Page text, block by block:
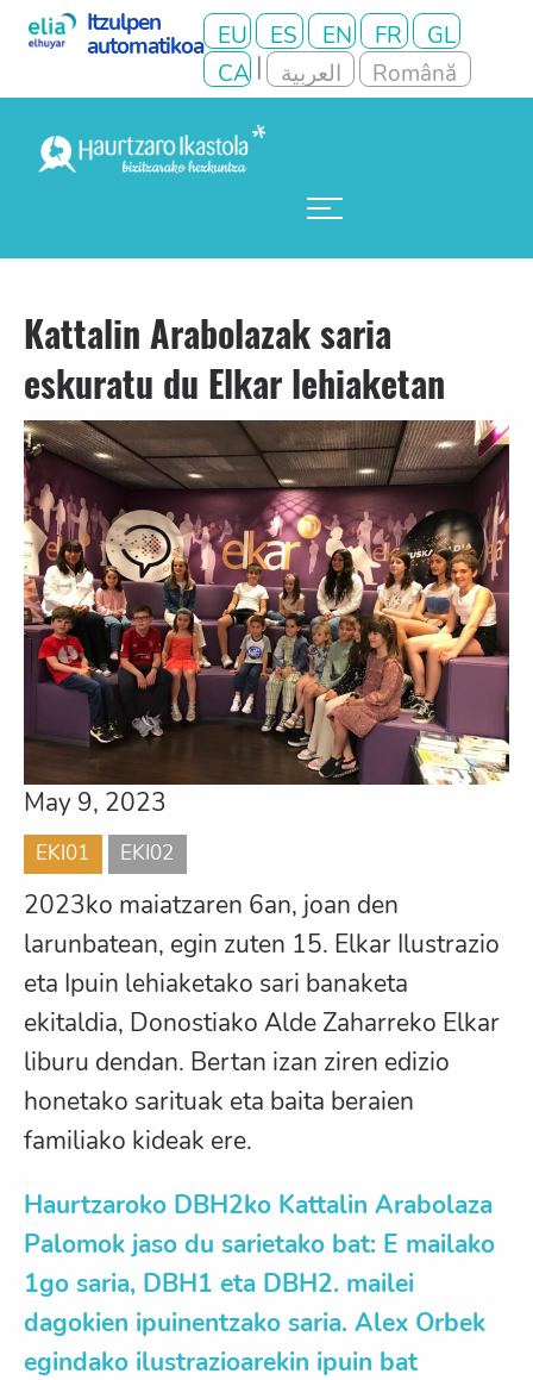
Kattalin Arabolazak saria
eskuratu du Elkar lehiaketan
May 9, 2023
EKI01 EKI02
2023ko maiatzaren 6an, joan den
larunbatean, egin zuten 15. Elkar Ilustrazio
eta Ipuin lehiaketako sari banaketa
ekitaldia, Donostiako Alde Zaharreko Elkar
liburu dendan. Bertan izan ziren edizio
honetako sarituak eta baita beraien
familiako kideak ere.
Haurtzaroko DBH2ko Kattalin Arabolaza
Palomok jaso du sarietako bat: E mailako
1go saria, DBH1 eta DBH2. mailei
dagokien ipuinentzako saria. Alex Orbek
egindako ilustrazioarekin ipuin bat